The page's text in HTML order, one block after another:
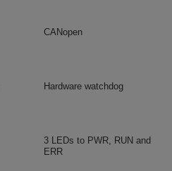
CANopen
Hardware watchdog
3 LEDs to PWR, RUN and
ERR